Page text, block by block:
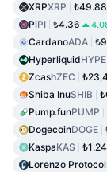
XRPXRP ₺49.88
PiPI ₺4.36
CardanoADA
HyperliquidHYPE
ZcashZEC
Shiba InuSHIB
Pump.funPUMP
DogecoinDOGE
KaspaKAS ₺1.24
Lorenzo Protocol